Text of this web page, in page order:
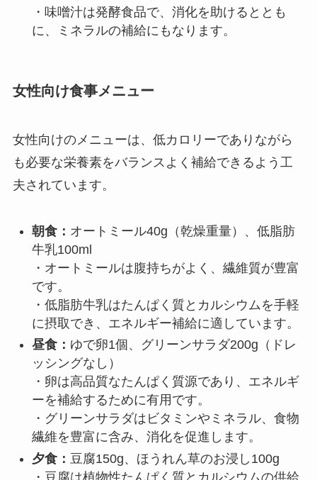
・味噌汁は発酵食品で、消化を助けるととも
に、ミネラルの補給にもなります。
女性向け食事メニュー
女性向けのメニューは、低カロリーでありながら
も必要な栄養素をバランスよく補給できるよう工
夫されています。
朝食： オートミール40g（乾燥重量）、低脂肪
牛乳100ml
・オートミールは腹持ちがよく、繊維質が豊富
です。
・低脂肪牛乳はたんぱく質とカルシウムを手軽
に摂取でき、エネルギー補給に適しています。
昼食： ゆで卵1個、グリーンサラダ200g（ドレ
ッシングなし）
・卵は高品質なたんぱく質源であり、エネルギ
ーを補給するために有用です。
・グリーンサラダはビタミンやミネラル、食物
繊維を豊富に含み、消化を促進します。
夕食： 豆腐150g、ほうれん草のお浸し100g
・豆腐は植物性たんぱく質とカルシウムの供給